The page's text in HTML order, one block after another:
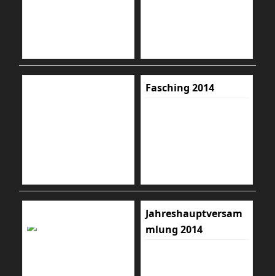
Fasching 2014
Jahreshauptversam
mlung 2014